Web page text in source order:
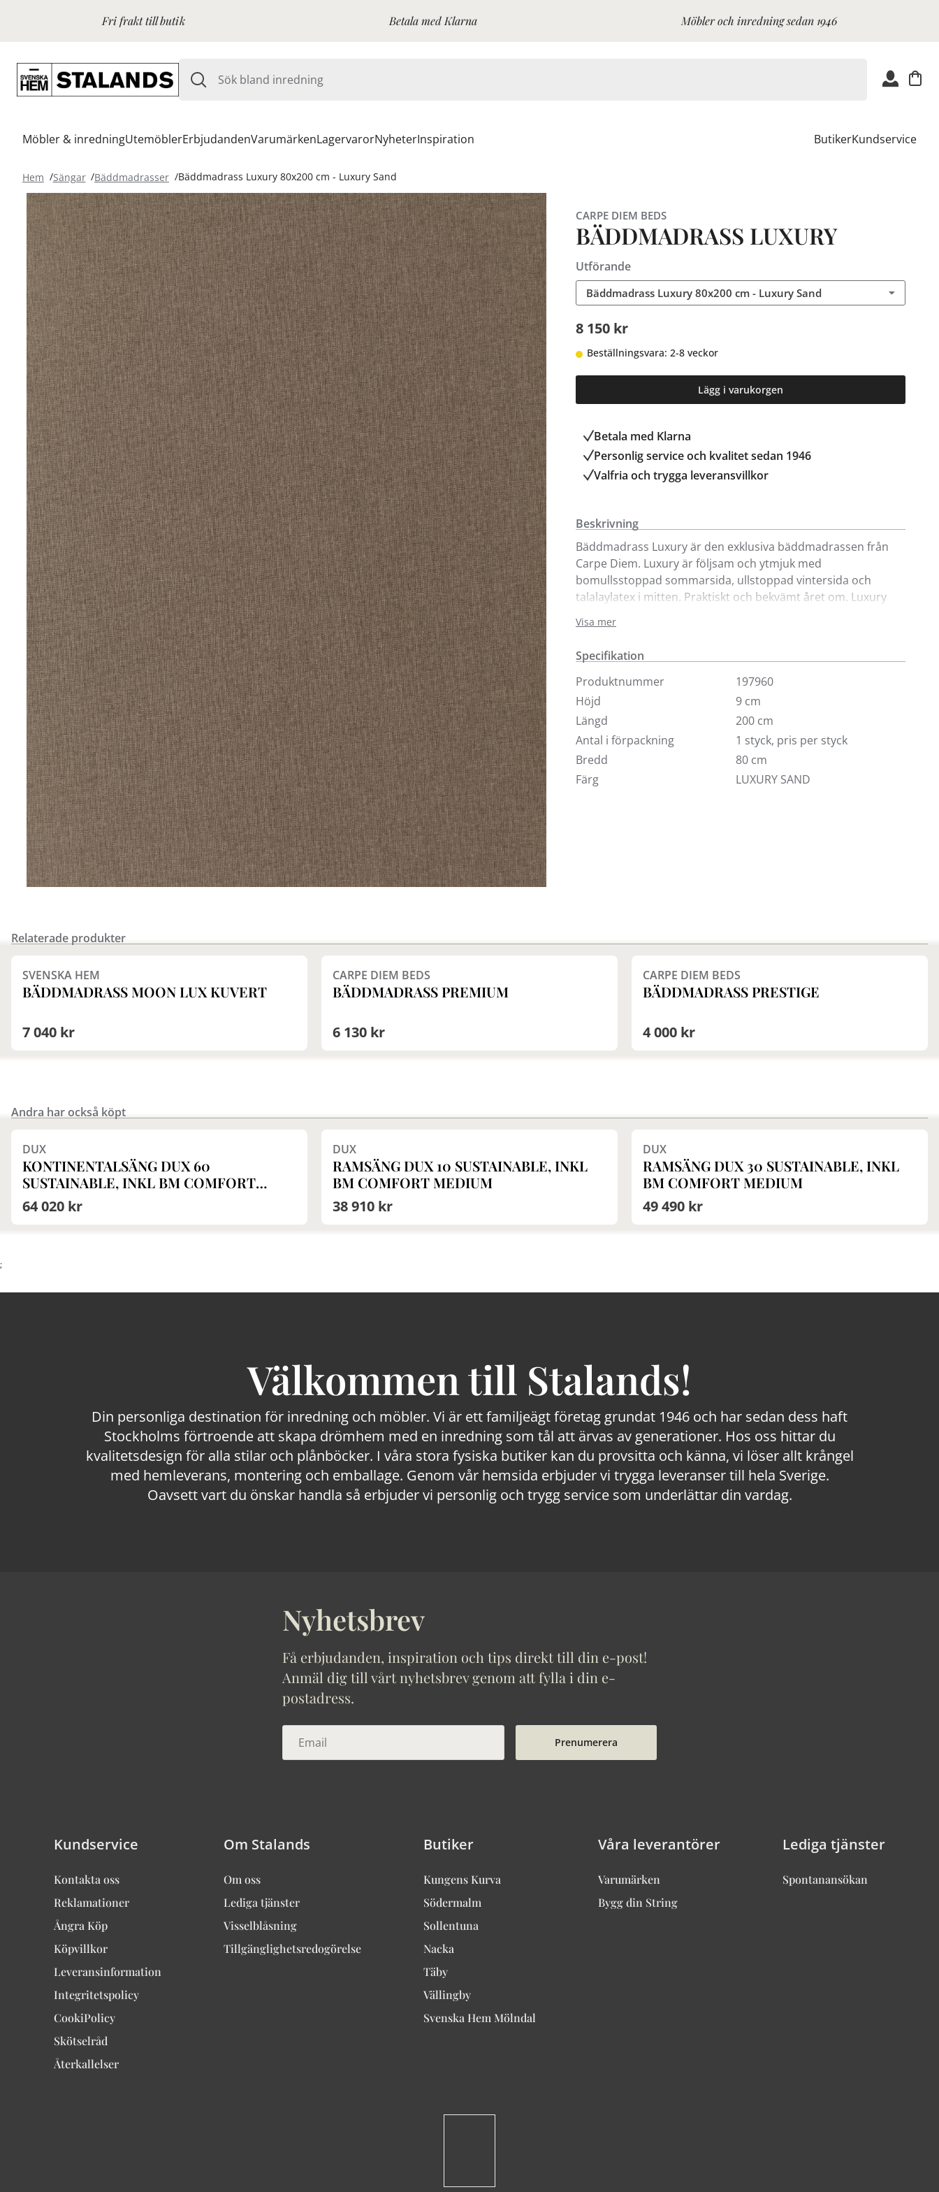
Fri frakt till butik Betala med Klarna Möbler och inredning sedan 1946
Möbler & inredningUtemöblerErbjudandenVarumärkenLagervarorNyheterInspiration ButikerKundservice
Hem Sängar Bäddmadrasser Bäddmadrass Luxury 80x200 cm - Luxury Sand
CARPE DIEM BEDS
BÄDDMADRASS LUXURY
Utförande
Bäddmadrass Luxury 80x200 cm - Luxury Sand
8 150 kr
Beställningsvara: 2-8 veckor
Lägg i varukorgen
Betala med Klarna
Personlig service och kvalitet sedan 1946
Valfria och trygga leveransvillkor
Beskrivning
Bäddmadrass Luxury är den exklusiva bäddmadrassen från
Carpe Diem. Luxury är följsam och ytmjuk med
bomullsstoppad sommarsida, ullstoppad vintersida och
talalaylatex i mitten. Praktiskt och bekvämt året om. Luxury
160, 180 och 210 cm. Här ser du bäddmadrassen i tyg Luxury i
valfri storlek. Höjd 7.5 cm. Om du önskar bäddmadrassen i
ulltyg kontakta någon av våra butiker.
Visa mer
Specifikation
Produktnummer
197960
Höjd
9 cm
Längd
200 cm
Antal i förpackning
1 styck, pris per styck
Bredd
80 cm
Färg
LUXURY SAND
Relaterade produkter Finns i fler val (4)
SVENSKA HEM
BÄDDMADRASS MOON LUX KUVERT
7 040 kr
Finns i fler val (8)
CARPE DIEM BEDS
BÄDDMADRASS PREMIUM
6 130 kr
Finns i fler val (8)
CARPE DIEM BEDS
BÄDDMADRASS PRESTIGE
4 000 kr
Andra har också köpt Finns i fler val (9)
DUX
KONTINENTALSÄNG DUX 60
SUSTAINABLE, INKL BM COMFORT
MEDIUM
64 020 kr
Finns i fler val (15)
DUX
RAMSÄNG DUX 10 SUSTAINABLE, INKL
BM COMFORT MEDIUM
38 910 kr
Finns i fler val (18)
DUX
RAMSÄNG DUX 30 SUSTAINABLE, INKL
BM COMFORT MEDIUM
49 490 kr
;
Välkommen till Stalands!
Din personliga destination för inredning och möbler. Vi är ett familjeägt företag grundat 1946 och har sedan dess haft
Stockholms förtroende att skapa drömhem med en inredning som tål att ärvas av generationer. Hos oss hittar du
kvalitetsdesign för alla stilar och plånböcker. I våra stora fysiska butiker kan du provsitta och känna, vi löser allt krångel
med hemleverans, montering och emballage. Genom vår hemsida erbjuder vi trygga leveranser till hela Sverige.
Oavsett vart du önskar handla så erbjuder vi personlig och trygg service som underlättar din vardag.
Nyhetsbrev
Få erbjudanden, inspiration och tips direkt till din e-post!
Anmäl dig till vårt nyhetsbrev genom att fylla i din e-
postadress.
Prenumerera
Kundservice
Kontakta oss
Reklamationer
Ångra Köp
Köpvillkor
Leveransinformation
Integritetspolicy
CookiPolicy
Skötselråd
Återkallelser
Om Stalands
Om oss
Lediga tjänster
Visselblåsning
Tillgänglighetsredogörelse
Butiker
Kungens Kurva
Södermalm
Sollentuna
Nacka
Täby
Vällingby
Svenska Hem Mölndal
Våra leverantörer
Varumärken
Bygg din String
Lediga tjänster
Spontanansökan